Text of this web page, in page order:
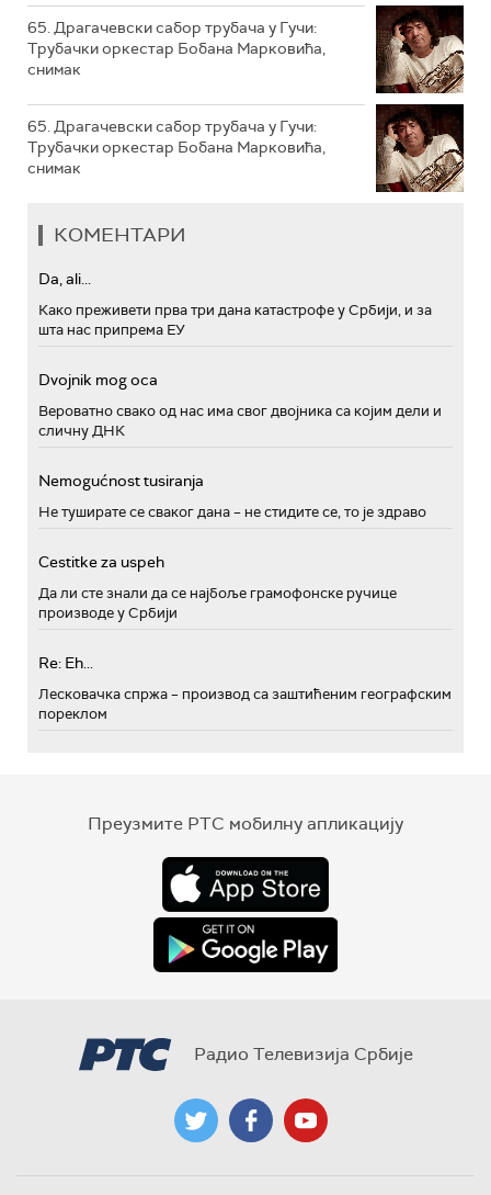
65. Драгачевски сабор трубача у Гучи:
Трубачки оркестар Бобана Марковића,
снимак
65. Драгачевски сабор трубача у Гучи:
Трубачки оркестар Бобана Марковића,
снимак
КОМЕНТАРИ
Da, ali...
Како преживети прва три дана катастрофе у Србији, и за
шта нас припрема ЕУ
Dvojnik mog oca
Вероватно свако од нас има свог двојника са којим дели и
сличну ДНК
Nemogućnost tusiranja
Не туширате се сваког дана – не стидите се, то је здраво
Cestitke za uspeh
Да ли сте знали да се најбоље грамофонске ручице
производе у Србији
Re: Eh...
Лесковачка спржа – производ са заштићеним географским
пореклом
Преузмите РТС мобилну апликацију
Радио Телевизија Србије